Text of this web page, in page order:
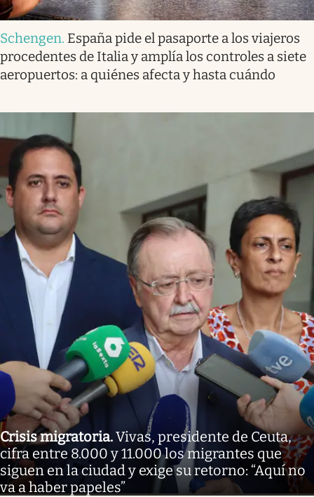
Schengen. España pide el pasaporte a los viajeros
procedentes de Italia y amplía los controles a siete
aeropuertos: a quiénes afecta y hasta cuándo
Crisis migratoria.Vivas, presidente de Ceuta,
cifra entre 8.000 y 11.000 los migrantes que
siguen en la ciudad y exige su retorno: “Aquí no
va a haber papeles”